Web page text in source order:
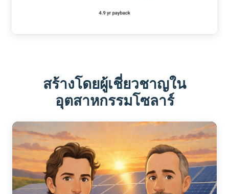
สร้างโดยผู้เชี่ยวชาญใน
อุตสาหกรรมโซลาร์